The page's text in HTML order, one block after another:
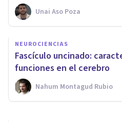
Unai Aso Poza
NEUROCIENCIAS
Fascículo uncinado:
funciones en el cerebro
Nahum Montagud Rubio
NEUROCIENCIAS
Placas seniles
características y
cerebro
Unai Aso Poza